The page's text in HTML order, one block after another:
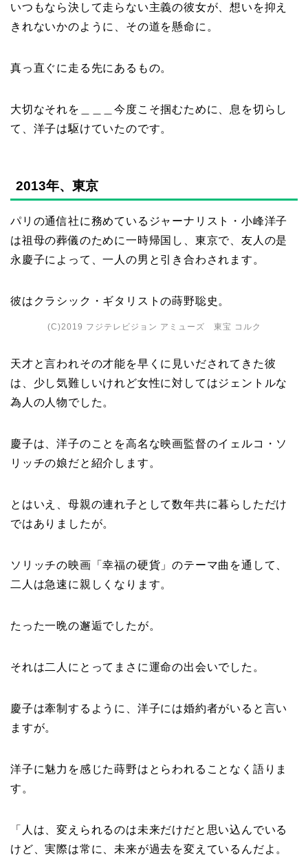
いつもなら決して走らない主義の彼女が、想いを抑え
きれないかのように、その道を懸命に。
真っ直ぐに走る先にあるもの。
大切なそれを＿＿＿今度こそ掴むために、息を切らし
て、洋子は駆けていたのです。
2013年、東京
パリの通信社に務めているジャーナリスト・小峰洋子
は祖母の葬儀のために一時帰国し、東京で、友人の是
永慶子によって、一人の男と引き合わされます。
彼はクラシック・ギタリストの蒔野聡史。
(C)2019 フジテレビジョン アミューズ 東宝 コルク
天才と言われその才能を早くに見いだされてきた彼
は、少し気難しいけれど女性に対してはジェントルな
為人の人物でした。
慶子は、洋子のことを高名な映画監督のイェルコ・ソ
リッチの娘だと紹介します。
とはいえ、母親の連れ子として数年共に暮らしただけ
ではありましたが。
ソリッチの映画「幸福の硬貨」のテーマ曲を通して、
二人は急速に親しくなります。
たった一晩の邂逅でしたが。
それは二人にとってまさに運命の出会いでした。
慶子は牽制するように、洋子には婚約者がいると言い
ますが。
洋子に魅力を感じた蒔野はとらわれることなく語りま
す。
「人は、変えられるのは未来だけだと思い込んでいる
けど、実際は常に、未来が過去を変えているんだよ。